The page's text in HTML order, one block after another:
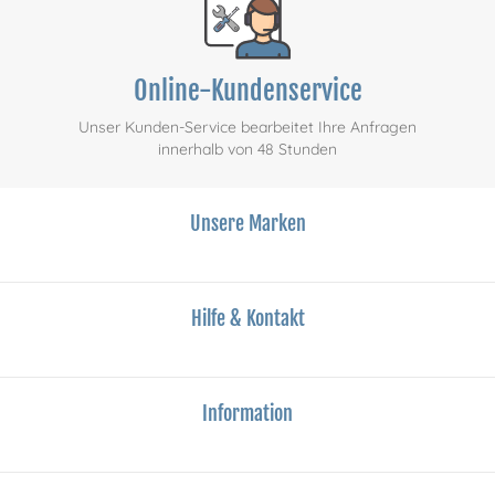
Online-Kundenservice
Unser Kunden-Service bearbeitet Ihre Anfragen
innerhalb von 48 Stunden
Unsere Marken
Hilfe & Kontakt
Information